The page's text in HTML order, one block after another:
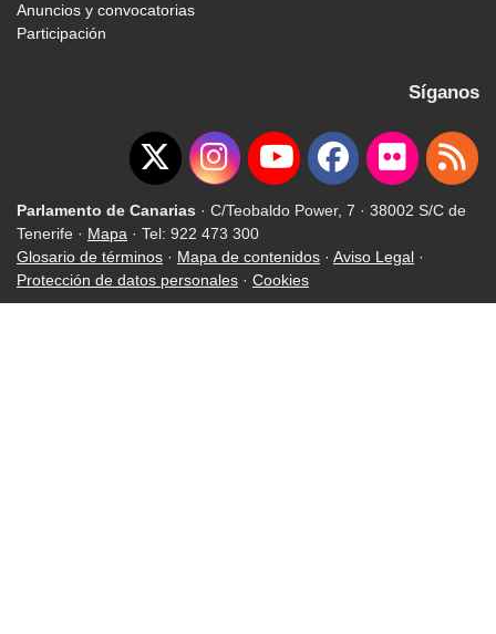
Anuncios y convocatorias
Participación
Síganos
Parlamento de Canarias · C/Teobaldo Power, 7 · 38002 S/C de
Tenerife · Mapa · Tel: 922 473 300
Glosario de términos · Mapa de contenidos · Aviso Legal ·
Protección de datos personales · Cookies